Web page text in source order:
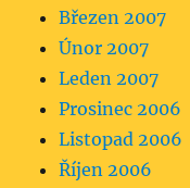
Březen 2007
Únor 2007
Leden 2007
Prosinec 2006
Listopad 2006
Říjen 2006